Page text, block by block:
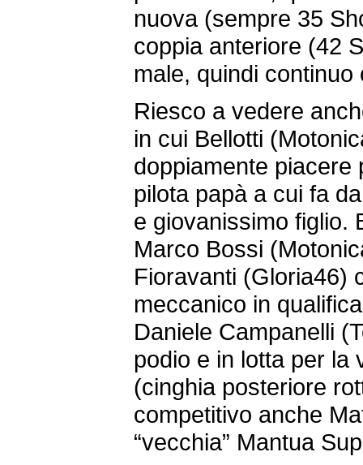
nuova (sempre 35
coppia anteriore (42
male, quindi continuo
Riesco a vedere
in cui Bellotti
doppiamente piacere
pilota papà a cui fa
e giovanissimo figlio.
Marco Bossi
Fioravanti (Gloria46)
meccanico in
Daniele Campanelli
podio e in lotta per la
(cinghia posteriore
competitivo anche
“vecchia” Mantua